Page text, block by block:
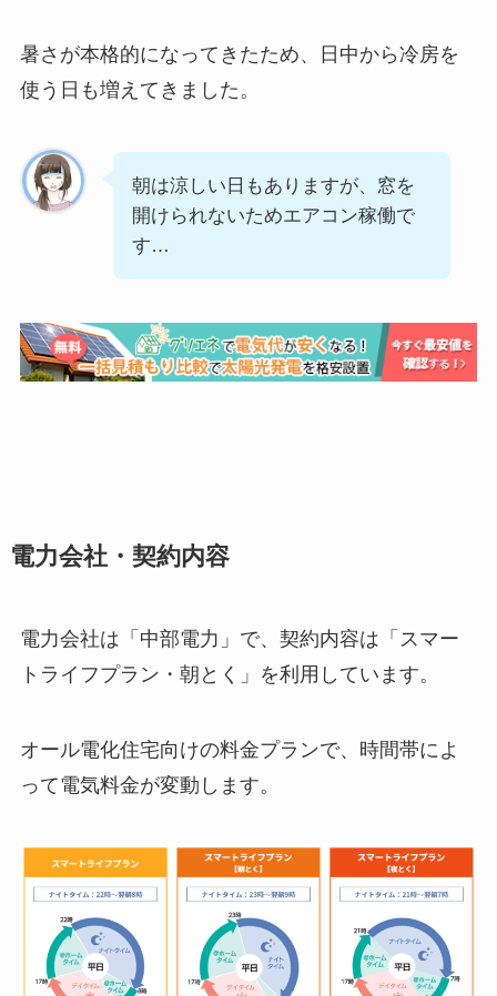
暑さが本格的になってきたため、日中から冷房を
使う日も増えてきました。
朝は涼しい日もありますが、窓を
開けられないためエアコン稼働で
す…
電力会社・契約内容
電力会社は「中部電力」で、契約内容は「スマー
トライフプラン・朝とく」を利用しています。
オール電化住宅向けの料金プランで、時間帯によ
って電気料金が変動します。